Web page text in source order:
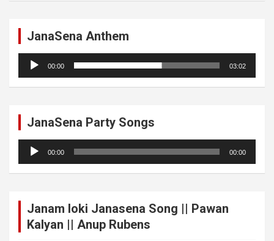
JanaSena Anthem
Audio
Player
00:00 03:02
JanaSena Party Songs
Audio
Player
00:00 00:00
Janam loki Janasena Song || Pawan
Kalyan || Anup Rubens